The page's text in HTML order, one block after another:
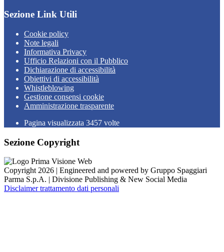
Sezione Link Utili
Cookie policy
Note legali
Informativa Privacy
Ufficio Relazioni con il Pubblico
Dichiarazione di accessibilità
Obiettivi di accessibilità
Whistleblowing
Gestione consensi cookie
Amministrazione trasparente
Pagina visualizzata 3457 volte
Sezione Copyright
Copyright 2026 | Engineered and powered by Gruppo Spaggiari
Parma S.p.A. | Divisione Publishing & New Social Media
Disclaimer trattamento dati personali